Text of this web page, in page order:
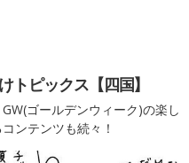
トピックス【四国】
ゴールデンウィーク)の楽し
ンテンツも続々！